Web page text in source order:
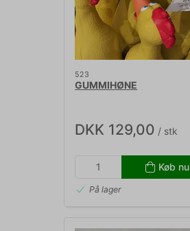
523
GUMMIHØNE
DKK 129,00 / stk
Køb nu
På lager